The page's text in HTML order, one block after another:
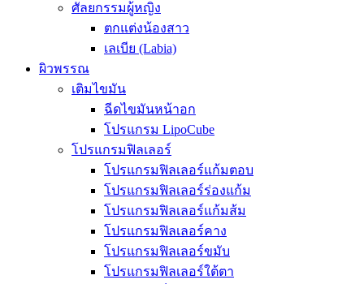
ศัลยกรรมผู้หญิง
ตกแต่งน้องสาว
เลเบีย (Labia)
ผิวพรรณ
เติมไขมัน
ฉีดไขมันหน้าอก
โปรแกรม LipoCube
โปรแกรมฟิลเลอร์
โปรแกรมฟิลเลอร์แก้มตอบ
โปรแกรมฟิลเลอร์ร่องแก้ม
โปรแกรมฟิลเลอร์แก้มส้ม
โปรแกรมฟิลเลอร์คาง
โปรแกรมฟิลเลอร์ขมับ
โปรแกรมฟิลเลอร์ใต้ตา